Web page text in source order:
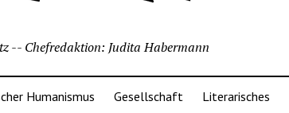
-- Chefredaktion: Judita Habermann
Humanismus Gesellschaft Literarisches